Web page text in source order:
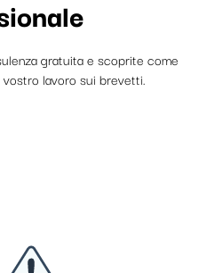
gratuita e scoprite come
lavoro sui brevetti.